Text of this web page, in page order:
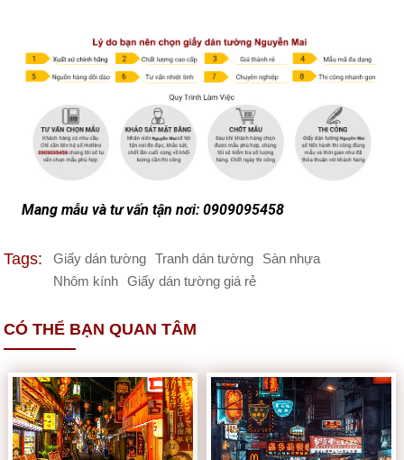
Mang mẫu và tư vấn tận nơi: 0909095458
Tags: Giấy dán tường Tranh dán tường
Sàn nhựa
Nhôm kính
Giấy dán tường giá rẻ
CÓ THỂ BẠN QUAN TÂM